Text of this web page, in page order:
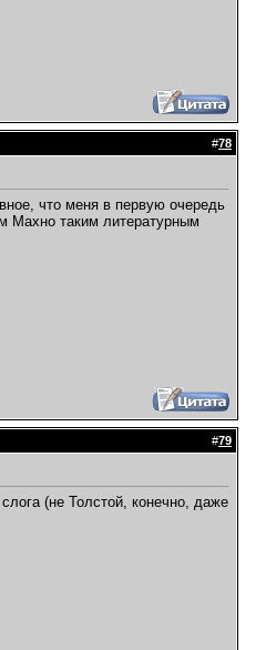
#78
что меня в первую очередь
Махно таким литературным
#79
(не Толстой, конечно, даже